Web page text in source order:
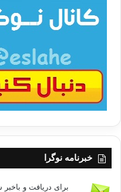
خبرنامه نوگرا
برای دریافت و